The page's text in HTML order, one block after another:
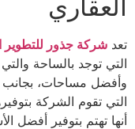
العقاري
تعد شركة جذور للتطوير
التي توجد بالساحة
وأفضل مساحات،
التي تقوم الشركة
أنها تهتم بتوفير أفضل